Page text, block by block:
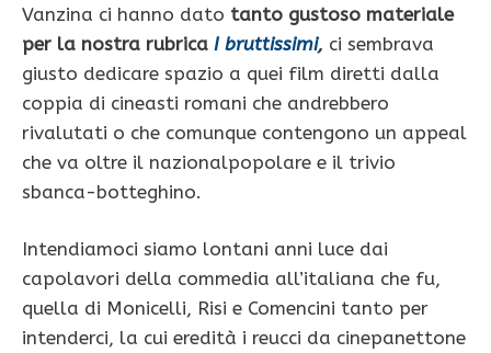
Vanzina ci hanno dato tanto gustoso materiale
per la nostra rubrica I bruttissimi, ci sembrava
giusto dedicare spazio a quei film diretti dalla
coppia di cineasti romani che andrebbero
rivalutati o che comunque contengono un appeal
che va oltre il nazionalpopolare e il trivio
sbanca-botteghino.
Intendiamoci siamo lontani anni luce dai
capolavori della commedia all’italiana che fu,
quella di Monicelli, Risi e Comencini tanto per
intenderci, la cui eredità i reucci da cinepanettone